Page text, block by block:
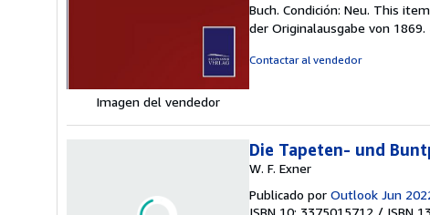
Imagen del vendedor
5
Buch. Condición: Neu. This
der Originalausgabe von 1869.
Contactar al vendedor
Die Tapeten- und
W. F. Exner
Publicado por Outlook Jun
ISBN 10: 3375015712 / ISBN